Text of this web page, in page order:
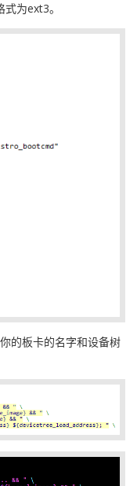
为ext3。
的板卡的名字和设备树